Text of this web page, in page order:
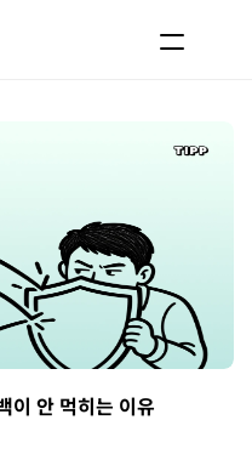
이 안 먹히는 이유